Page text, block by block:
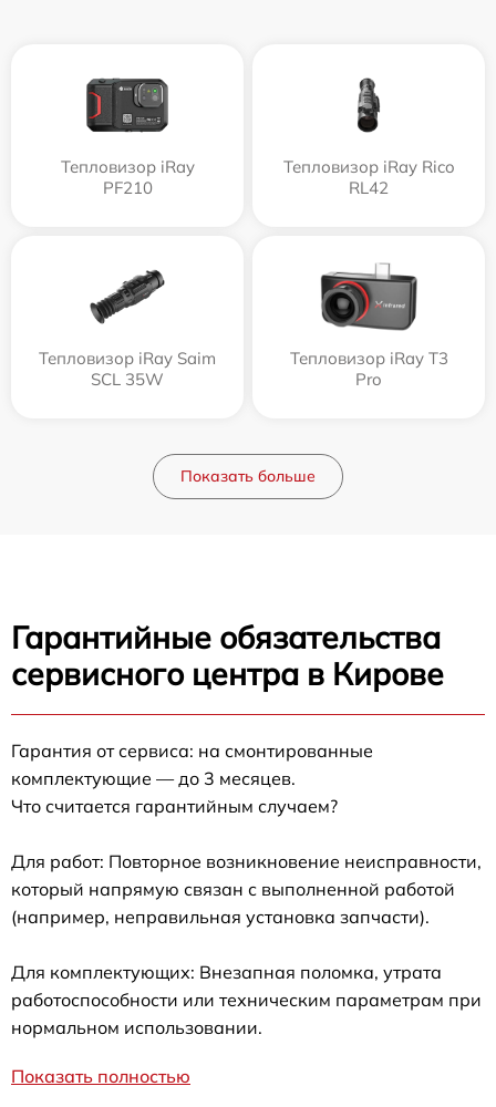
Тепловизор iRay
PF210
Тепловизор iRay Rico
RL42
Тепловизор iRay Saim
SCL 35W
Тепловизор iRay T3
Pro
Показать больше
Гарантийные обязательства
сервисного центра в Кирове
Гарантия от сервиса: на смонтированные
комплектующие — до 3 месяцев.
Что считается гарантийным случаем?
Для работ: Повторное возникновение неисправности,
который напрямую связан с выполненной работой
(например, неправильная установка запчасти).
Для комплектующих: Внезапная поломка, утрата
работоспособности или техническим параметрам при
нормальном использовании.
Показать полностью